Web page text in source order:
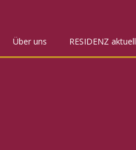
Über uns RESIDENZ aktuell